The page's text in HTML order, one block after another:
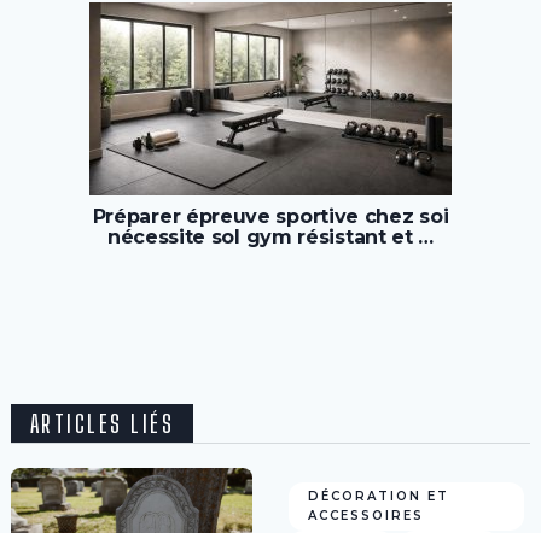
Préparer épreuve sportive chez soi
nécessite sol gym résistant et …
ARTICLES LIÉS
DÉCORATION ET
ACCESSOIRES